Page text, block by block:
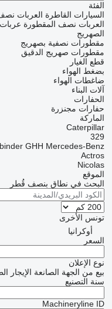
الفئة
السيارات القاطرة العربات
العربات نصف المقطورة
الصهريج
مقطورات نصفية بصهريج
مقطورات صهريج الدقيق
قطع الغيار
بضغط الهواء
ضاغطات الهواء
آلات البناء
الحفارات
حفارات مجنزرة
الماركة
Caterpillar
329
GHH Mercedes-Benz
Actros
Nicolas
الموقع
البحث في نطاق بنصف قُطر
تونس الأخرى
أوكرانيا
السعر
نوع الإعلان
بيع من الجهة الصانعة الإيجار
سنة التصنيع
Machineryline ID